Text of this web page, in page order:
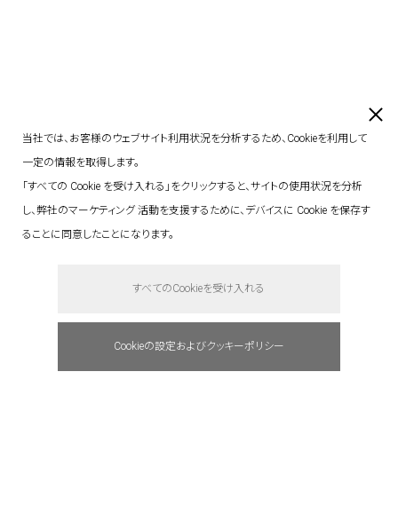
say hello.
当社では、お客様のウェブサイト利用状況を分析するため、Cookieを利用して
一定の情報を取得します。
「すべての Cookie を受け入れる」をクリックすると、サイトの使用状況を分析
し、弊社のマーケティング 活動を支援するために、デバイスに Cookie を保存す
ることに同意したことになります。
すべてのCookieを受け入れる
Cookieの設定およびクッキーポリシー